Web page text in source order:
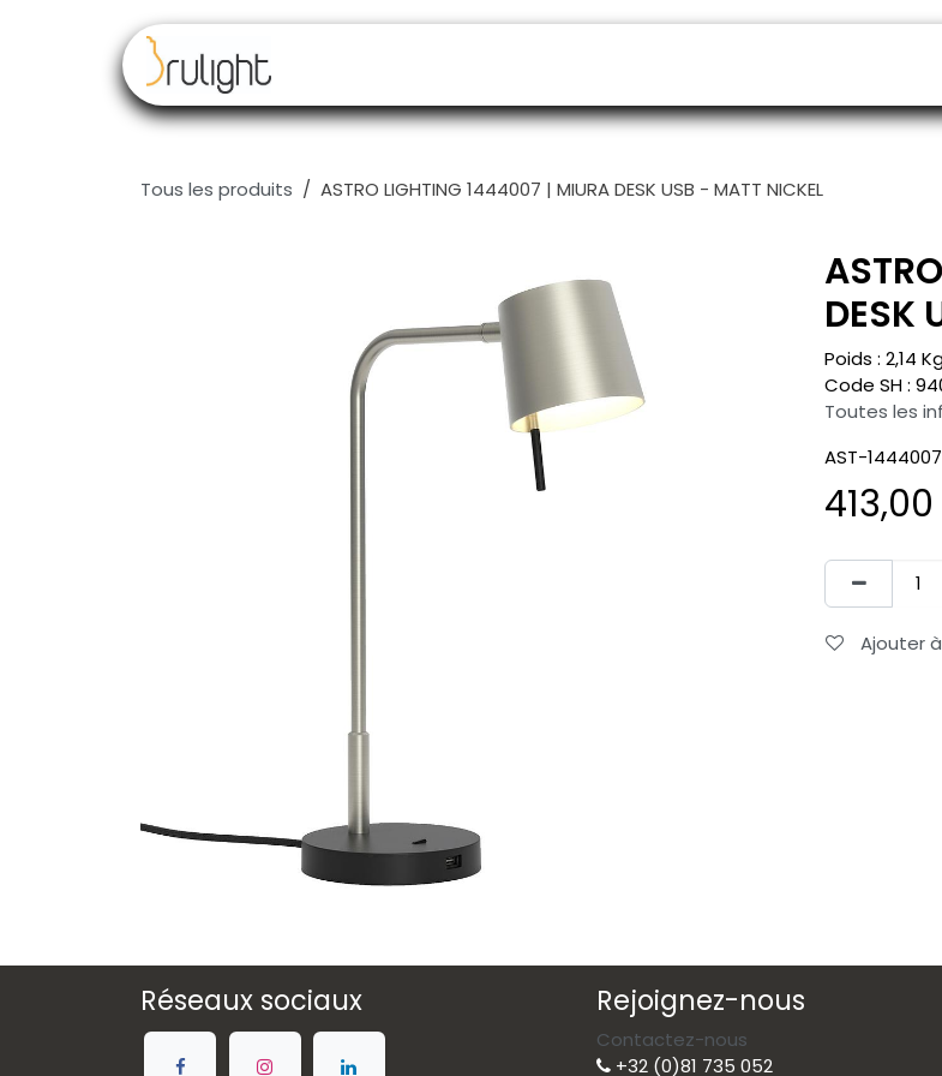
Tous les produits ASTRO LIGHTING 1444007 | MIURA DESK USB - MATT NICKEL
DESK
Poids : 2,14
Code SH :
Toutes les
AST-1444007
413,00
Ajouter
Réseaux sociaux Rejoignez-nous
Contactez-nous
+32 (0)81 735 052